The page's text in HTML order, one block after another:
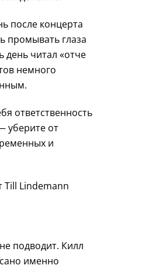
после концерта
промывать глаза
день читал «отче
немного
ответственность
уберите от
и
подводит. Килл
именно